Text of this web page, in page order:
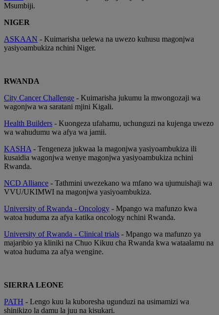
Msumbiji.
NIGER
ASKAAN - Kuimarisha uelewa na uwezo kuhusu magonjwa
yasiyoambukiza nchini Niger.
RWANDA
City Cancer Challenge - Kuimarisha jukumu la mwongozaji wa
wagonjwa wa saratani mjini Kigali.
Health Builders - Kuongeza ufahamu, uchunguzi na kujenga uwezo
wa wahudumu wa afya wa jamii.
KASHA - Tengeneza jukwaa la magonjwa yasiyoambukiza ili
kusaidia wagonjwa wenye magonjwa yasiyoambukiza nchini
Rwanda.
NCD Alliance - Tathmini uwezekano wa mfano wa ujumuishaji wa
VVU/UKIMWI na magonjwa yasiyoambukiza.
University of Rwanda - Oncology - Mpango wa mafunzo kwa
watoa huduma za afya katika oncology nchini Rwanda.
University of Rwanda - Clinical trials - Mpango wa mafunzo ya
majaribio ya kliniki na Chuo Kikuu cha Rwanda kwa wataalamu na
watoa huduma za afya wengine.
SIERRA LEONE
PATH - Lengo kuu la kuboresha ugunduzi na usimamizi wa
shinikizo la damu la juu na kisukari.